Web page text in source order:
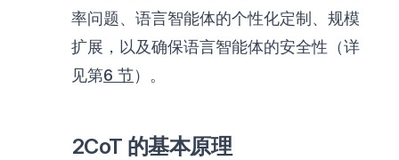
率问题、语言智能体的个性化定制、规模
扩展，以及确保语言智能体的安全性（详
见第6 节）。
2CoT 的基本原理